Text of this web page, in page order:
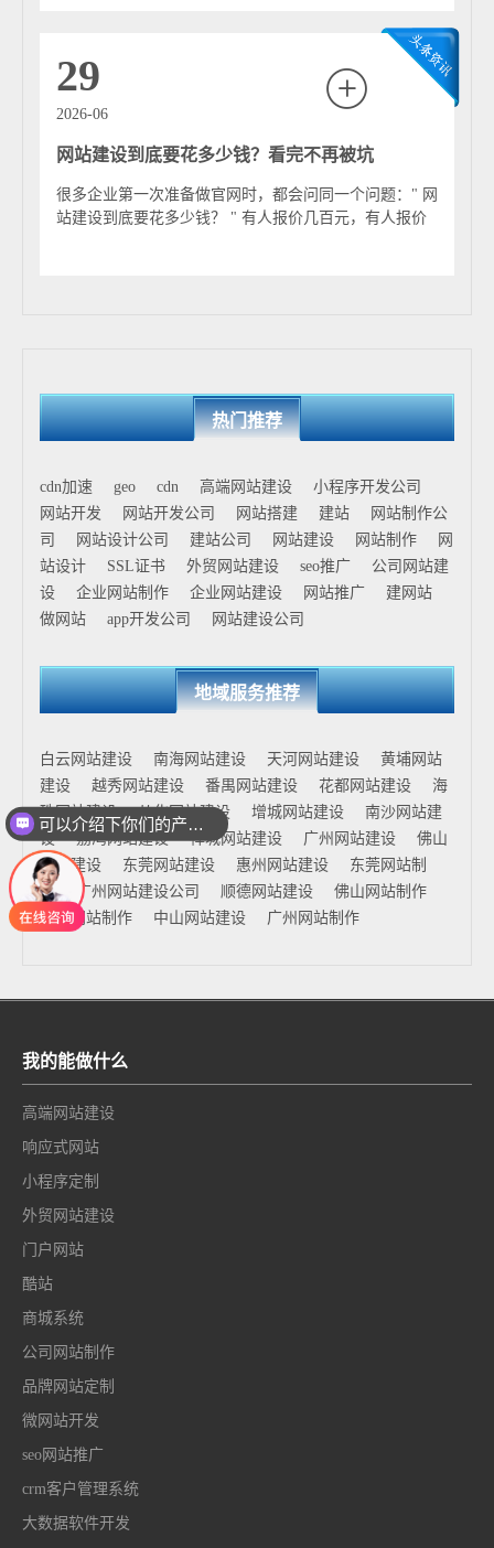
乃至全球，讲述科创故事、展示产业生态、吸引高端要素
的战略性数字门户，为其建设现代化中等规模生态城区提
供着关键支撑。
29
2026-06
网站建设到底要花多少钱？看完不再被坑
很多企业第一次准备做官网时，都会问同一个问题：" 网
站建设到底要花多少钱？ " 有人报价几百元，有人报价
热门推荐
cdn加速 geo cdn 高端网站建设
小程序开发公司
网站开发
网站开发公司 网站搭建 建站
网站制作公
司
网站设计公司 建站公司 网站建设 网站制作
网
站设计
SSL证书 外贸网站建设 seo推广
公司网站建
设
企业网站制作 企业网站建设 网站推广
建网站
做网站
app开发公司 网站建设公司
地域服务推荐
白云网站建设 南海网站建设 天河网站建设
黄埔网站
建设
越秀网站建设 番禺网站建设 花都网站建设
海
珠网站建设
从化网站建设 增城网站建设
南沙网站建
设
荔湾网站建设 禅城网站建设 广州网站建设
佛山
网站建设
东莞网站建设 惠州网站建设
东莞网站制
作
广州网站建设公司 顺德网站建设
佛山网站制作
花都网站制作
中山网站建设 广州网站制作
我的能做什么
高端网站建设
响应式网站
小程序定制
外贸网站建设
门户网站
酷站
商城系统
公司网站制作
品牌网站定制
微网站开发
seo网站推广
crm客户管理系统
大数据软件开发